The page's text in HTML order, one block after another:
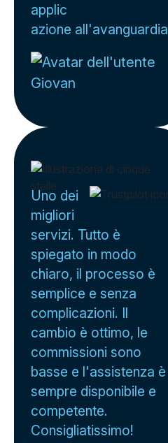
applic
azione all'avanguardia
Giovan
Uno dei
migliori
servizi. Tutto è
spiegato in modo
chiaro, il processo è
semplice e senza
complicazioni. Il
cambio è ottimo, le
commissioni sono
basse e l'assistenza è
sempre disponibile e
competente.
Consigliatissimo!